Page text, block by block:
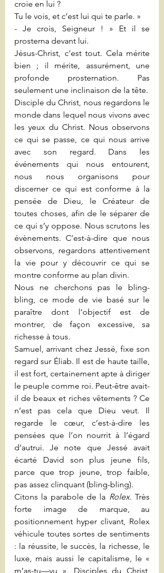
croie en lui ?
Tu le vois, et c’est lui qui te parle. »
- Je crois, Seigneur ! » Et il se
prosterna devant lui.
Jésus-Christ, c’est tout. Cela mérite
bien ; il mérite, assurément, une
profonde prosternation. Pas
seulement une inclinaison de la tête.
Disciple du Christ, nous regardons le
monde dans lequel nous vivons avec
les yeux du Christ. Nous observons
ce qui se passe, ce qui nous arrive
avec son regard. Dans les
événements qui nous entourent,
nous nous organisons pour
discerner ce qui est conforme à la
pensée de Dieu, le Créateur de
toutes choses, afin de le séparer de
ce qui s’y oppose. Nous scrutons les
évènements. C’est-à-dire que nous
observons, regardons attentivement
la vie pour y découvrir ce qui se
montre conforme au plan divin.
Nous ne cherchons pas le bling-
bling, ce mode de vie basé sur le
paraître dont l’objectif est de
montrer, de façon excessive, sa
richesse à tous.
Samuel, arrivant chez Jessé, fixe son
regard sur Éliab. Il est de haute taille,
il est fort, certainement apte à diriger
le peuple comme roi. Peut-être avait-
il de beaux et riches vêtements ? Ce
n’est pas cela que Dieu veut. Il
regarde le cœur, c’est-à-dire les
pensées que l’on nourrit à l’égard
d’autrui. Je note que Jessé avait
écarté David son plus jeune fils,
parce que trop jeune, trop faible,
pas assez clinquant (bling-bling).
Citons la parabole de la Rolex. Très
forte image de marque, au
positionnement hyper clivant, Rolex
véhicule toutes sortes de sentiments
: la réussite, le succès, la richesse, le
luxe, mais aussi le capitalisme, le «
m’as-tu—vu ». Disciples du Christ,